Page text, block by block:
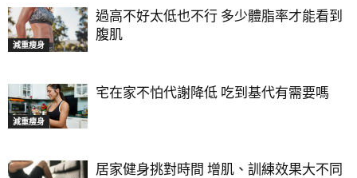
減重瘦身
過高不好太低也不行 多少體脂率才能看到
腹肌
減重瘦身
宅在家不怕代謝降低 吃到基代有需要嗎
居家健身挑對時間 增肌、訓練效果大不同